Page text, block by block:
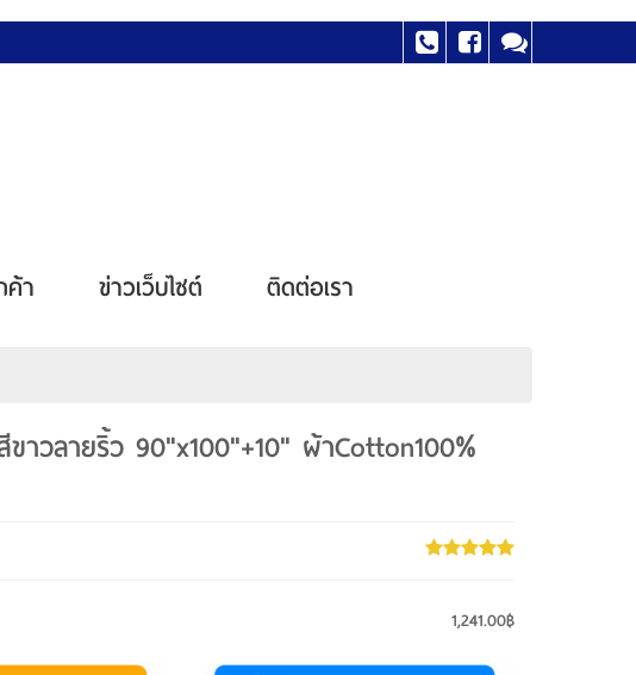
า ข่าวเว็บไซต์ ติดต่อเรา
าวลายริ้ว 90"x100"+10" ผ้าCotton100%
1,241.00฿